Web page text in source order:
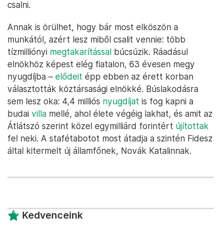
csalni.
Annak is örülhet, hogy bár most elköszön a
munkától, azért lesz miből csalit vennie: több
tízmilliónyi megtakarítással búcsúzik. Ráadásul
elnökhöz képest elég fiatalon, 63 évesen megy
nyugdíjba – elődeit épp ebben az érett korban
választották köztársasági elnökké. Búslakodásra
sem lesz oka: 4,4 milliós nyugdíjat is fog kapni a
budai villa mellé, ahol élete végéig lakhat, és amit az
Átlátszó szerint közel egymilliárd forintért újítottak
fel neki. A stafétabotot most átadja a szintén Fidesz
által kitermelt új államfőnek, Novák Katalinnak.
Kedvenceink